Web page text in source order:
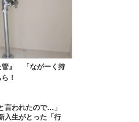
管』 「ながーく持
！
と言われたので…」
入生がとった「行